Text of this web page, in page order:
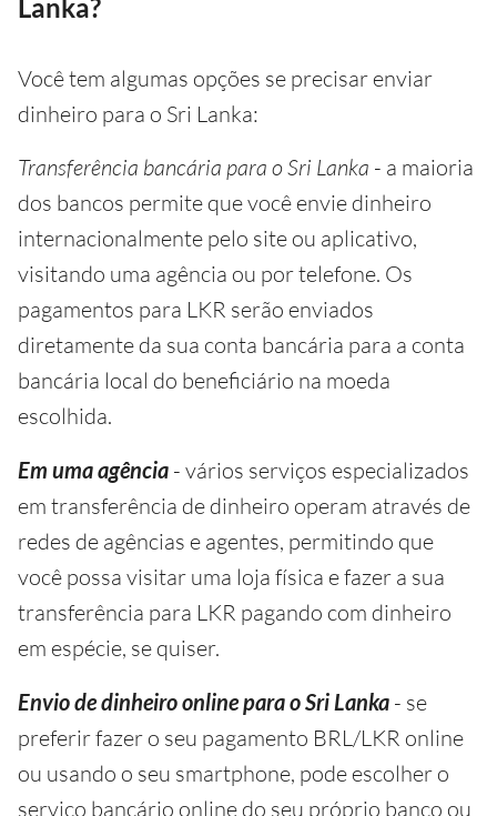
Lanka?
Você tem algumas opções se precisar enviar
dinheiro para o Sri Lanka:
Transferência bancária para o Sri Lanka - a maioria
dos bancos permite que você envie dinheiro
internacionalmente pelo site ou aplicativo,
visitando uma agência ou por telefone. Os
pagamentos para LKR serão enviados
diretamente da sua conta bancária para a conta
bancária local do beneficiário na moeda
escolhida.
Em uma agência - vários serviços especializados
em transferência de dinheiro operam através de
redes de agências e agentes, permitindo que
você possa visitar uma loja física e fazer a sua
transferência para LKR pagando com dinheiro
em espécie, se quiser.
Envio de dinheiro online para o Sri Lanka - se
preferir fazer o seu pagamento BRL/LKR online
ou usando o seu smartphone, pode escolher o
serviço bancário online do seu próprio banco ou